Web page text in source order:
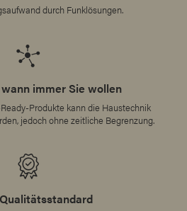
durch Funklösungen.
immer Sie wollen
Produkte kann die Haustechnik
jedoch ohne zeitliche Begrenzung.